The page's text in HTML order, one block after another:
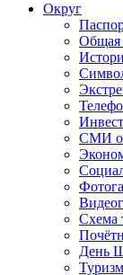
Округ
Общая
СМИ
Схема
День
Туризм